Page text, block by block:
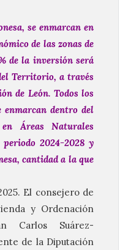
se enmarcan en
de las zonas de
de la inversión será
Territorio, a través
de León. Todos los
dentro del
Áreas Naturales
2024-2028 y
cantidad a la que
El consejero de
y Ordenación
Carlos Suárez-
de la Diputación